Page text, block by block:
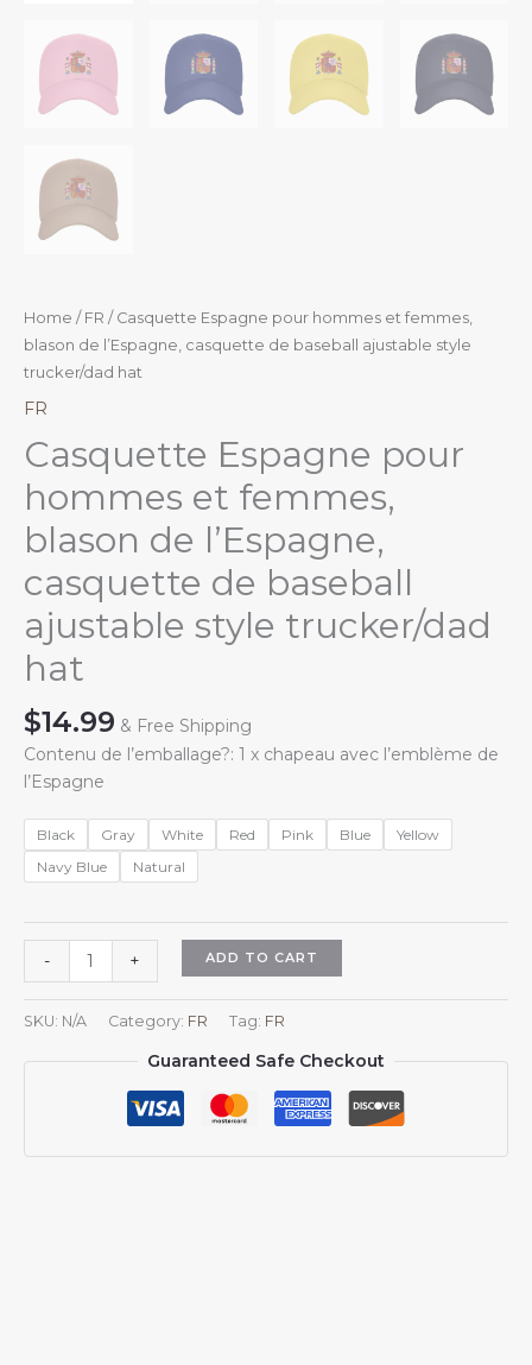
Home / FR / Casquette Espagne pour hommes et femmes,
blason de l’Espagne, casquette de baseball ajustable style
trucker/dad hat
FR
Casquette Espagne pour
hommes et femmes,
blason de l’Espagne,
casquette de baseball
ajustable style trucker/dad
hat
$14.99 & Free Shipping
Contenu de l’emballage?: 1 x chapeau avec l’emblème de
l’Espagne
Black Gray White Red Pink Blue
Yellow
Navy Blue
Natural
-
Casquette
Espagne
pour
hommes
et
+ ADD TO CART
SKU: N/A Category: FR Tag: FR
Guaranteed Safe Checkout